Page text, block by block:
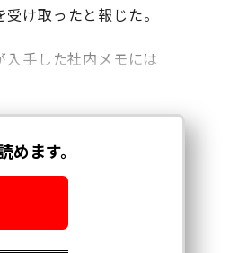
け取ったと報じた。
手した社内メモには